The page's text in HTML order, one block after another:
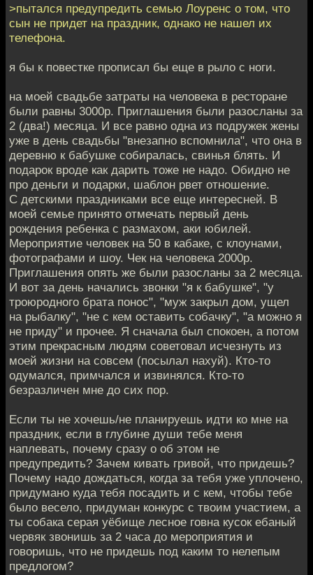
>пытался предупредить семью Лоуренс о том, что
сын не придет на праздник, однако не нашел их
телефона.
я бы к повестке прописал бы еще в рыло с ноги.
на моей свадьбе затраты на человека в ресторане
были равны 3000р. Приглашения были разосланы за
2 (два!) месяца. И все равно одна из подружек жены
уже в день свадьбы "внезапно вспомнила", что она в
деревню к бабушке собиралась, свинья блять. И
подарок вроде как дарить тоже не надо. Обидно не
про деньги и подарки, шаблон рвет отношение.
С детскими праздниками все еще интересней. В
моей семье принято отмечать первый день
рождения ребенка с размахом, аки юбилей.
Мероприятие человек на 50 в кабаке, с клоунами,
фотографами и шоу. Чек на человека 2000р.
Приглашения опять же были разосланы за 2 месяца.
И вот за день начались звонки "я к бабушке", "у
троюродного брата понос", "муж закрыл дом, ущел
на рыбалку", "не с кем оставить собачку", "а можно я
не приду" и прочее. Я сначала был спокоен, а потом
этим прекрасным людям советовал исчезнуть из
моей жизни на совсем (посылал нахуй). Кто-то
одумался, примчался и извинялся. Кто-то
безразличен мне до сих пор.
Если ты не хочешь/не планируешь идти ко мне на
праздник, если в глубине души тебе меня
наплевать, почему сразу о об этом не
предупредить? Зачем кивать гривой, что придешь?
Почему надо дождаться, когда за тебя уже уплочено,
придумано куда тебя посадить и с кем, чтобы тебе
было весело, придуман конкурс с твоим участием, а
ты собака серая уёбище лесное говна кусок ебаный
червяк звонишь за 2 часа до мероприятия и
говоришь, что не придешь под каким то нелепым
предлогом?